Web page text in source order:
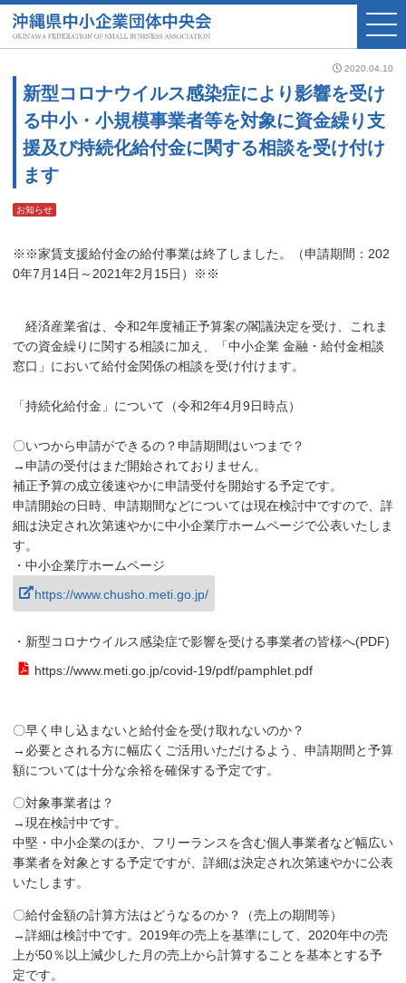
2020.04.10
新型コロナウイルス感染症により影響を受け
る中小・小規模事業者等を対象に資金繰り支
援及び持続化給付金に関する相談を受け付け
ます
お知らせ
※※家賃支援給付金の給付事業は終了しました。（申請期間：202
0年7月14日～2021年2月15日）※※
経済産業省は、令和2年度補正予算案の閣議決定を受け、これま
での資金繰りに関する相談に加え、「中小企業 金融・給付金相談
窓口」において給付金関係の相談を受け付けます。
「持続化給付金」について（令和2年4月9日時点）
〇いつから申請ができるの？申請期間はいつまで？
→申請の受付はまだ開始されておりません。
補正予算の成立後速やかに申請受付を開始する予定です。
申請開始の日時、申請期間などについては現在検討中ですので、詳
細は決定され次第速やかに中小企業庁ホームページで公表いたしま
す。
・中小企業庁ホームページ
https://www.chusho.meti.go.jp/
・新型コロナウイルス感染症で影響を受ける事業者の皆様へ(PDF)
https://www.meti.go.jp/covid-19/pdf/pamphlet.pdf
〇早く申し込まないと給付金を受け取れないのか？
→必要とされる方に幅広くご活用いただけるよう、申請期間と予算
額については十分な余裕を確保する予定です。
〇対象事業者は？
→現在検討中です。
中堅・中小企業のほか、フリーランスを含む個人事業者など幅広い
事業者を対象とする予定ですが、詳細は決定され次第速やかに公表
いたします。
〇給付金額の計算方法はどうなるのか？（売上の期間等）
→詳細は検討中です。2019年の売上を基準にして、2020年中の売
上が50％以上減少した月の売上から計算することを基本とする予
定です。